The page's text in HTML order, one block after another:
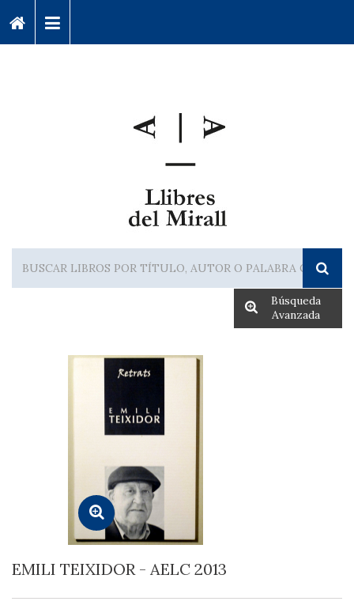
Búsqueda
Avanzada
EMILI TEIXIDOR - AELC 2013